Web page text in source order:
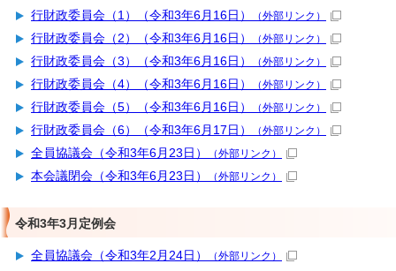
行財政委員会（1）（令和3年6月16日） （外部リンク）
行財政委員会（2）（令和3年6月16日） （外部リンク）
行財政委員会（3）（令和3年6月16日） （外部リンク）
行財政委員会（4）（令和3年6月16日） （外部リンク）
行財政委員会（5）（令和3年6月16日） （外部リンク）
行財政委員会（6）（令和3年6月17日） （外部リンク）
全員協議会（令和3年6月23日） （外部リンク）
本会議閉会（令和3年6月23日） （外部リンク）
令和3年3月定例会
全員協議会（令和3年2月24日） （外部リンク）